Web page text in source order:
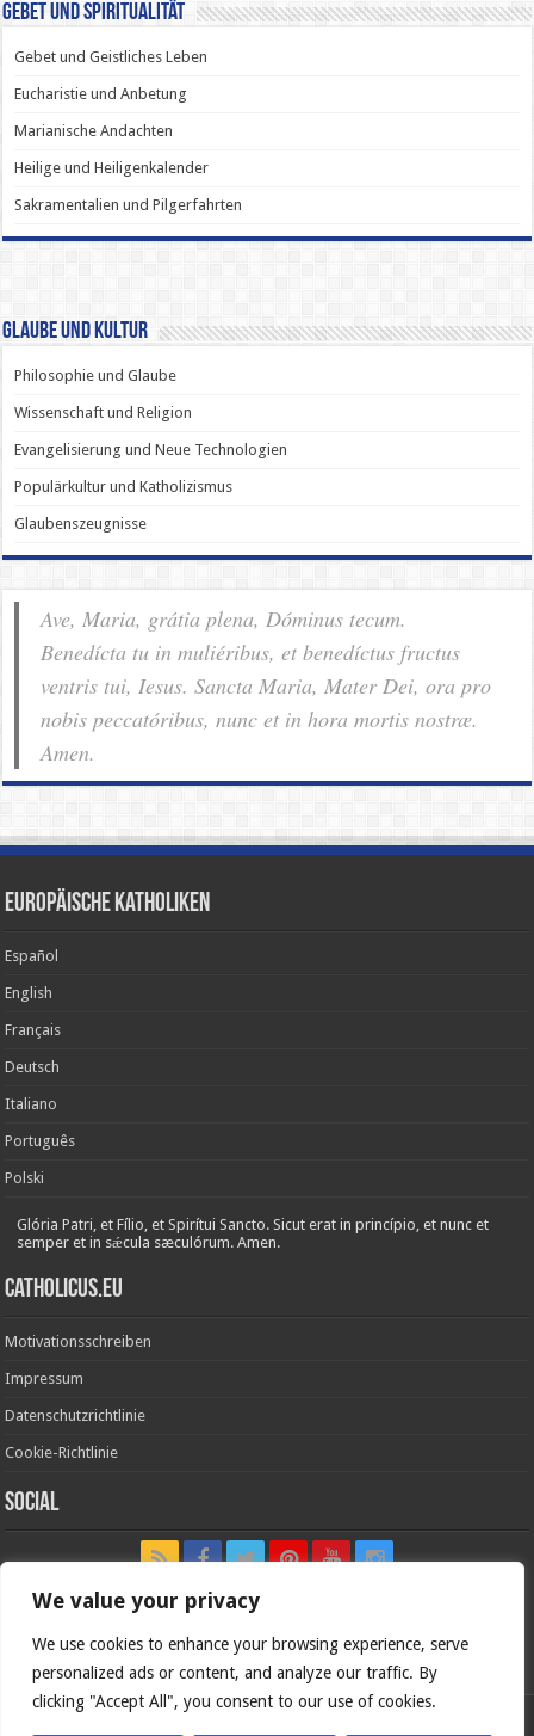
We value your privacy
We use cookies to enhance your browsing experience, serve
personalized ads or content, and analyze our traffic. By
clicking "Accept All", you consent to our use of cookies.
Gebet und Spiritualität
Gebet und Geistliches Leben
Eucharistie und Anbetung
Marianische Andachten
Heilige und Heiligenkalender
Sakramentalien und Pilgerfahrten
Glaube und Kultur
Philosophie und Glaube
Wissenschaft und Religion
Evangelisierung und Neue Technologien
Populärkultur und Katholizismus
Glaubenszeugnisse
Ave, Maria, grátia plena, Dóminus tecum.
Benedícta tu in muliéribus, et benedíctus fructus
ventris tui, Iesus. Sancta Maria, Mater Dei, ora pro
nobis pec­ca­tóribus, nunc et in hora mortis nostræ.
Amen.
Europäische Katholiken
Español
English
Français
Deutsch
Italiano
Português
Polski
Glória Patri, et Fílio, et Spirítui Sancto. Sicut erat in princípio, et nunc et
semper et in sǽcula sæculórum. Amen.
Catholicus.eu
Motivationsschreiben
Impressum
Datenschutzrichtlinie
Cookie-Richtlinie
Social
In nómine Patris, et Fílii, et Spíritus Sancti. Amen.